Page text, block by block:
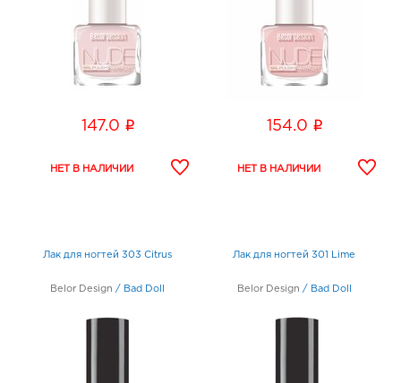
147.0 i 154.0 i
Лак для ногтей 303 Citrus
Belor Design / Bad Doll
Лак для ногтей 301 Lime
Belor Design / Bad Doll